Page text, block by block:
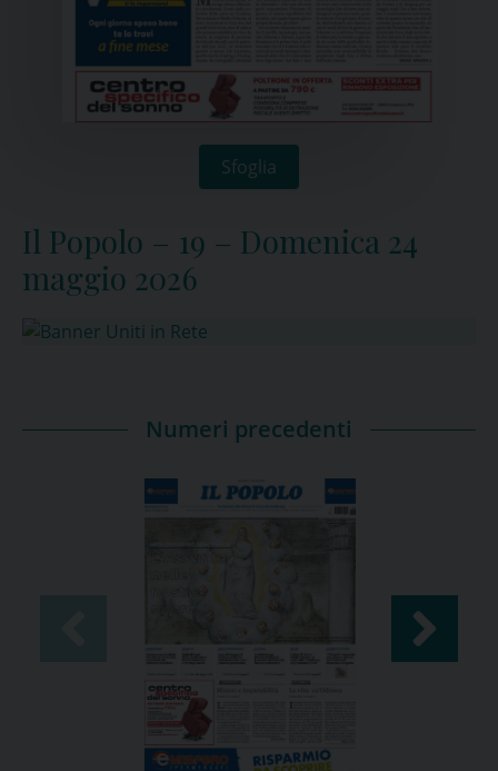
Sfoglia
Il Popolo – 19 – Domenica 24
maggio 2026
Numeri precedenti